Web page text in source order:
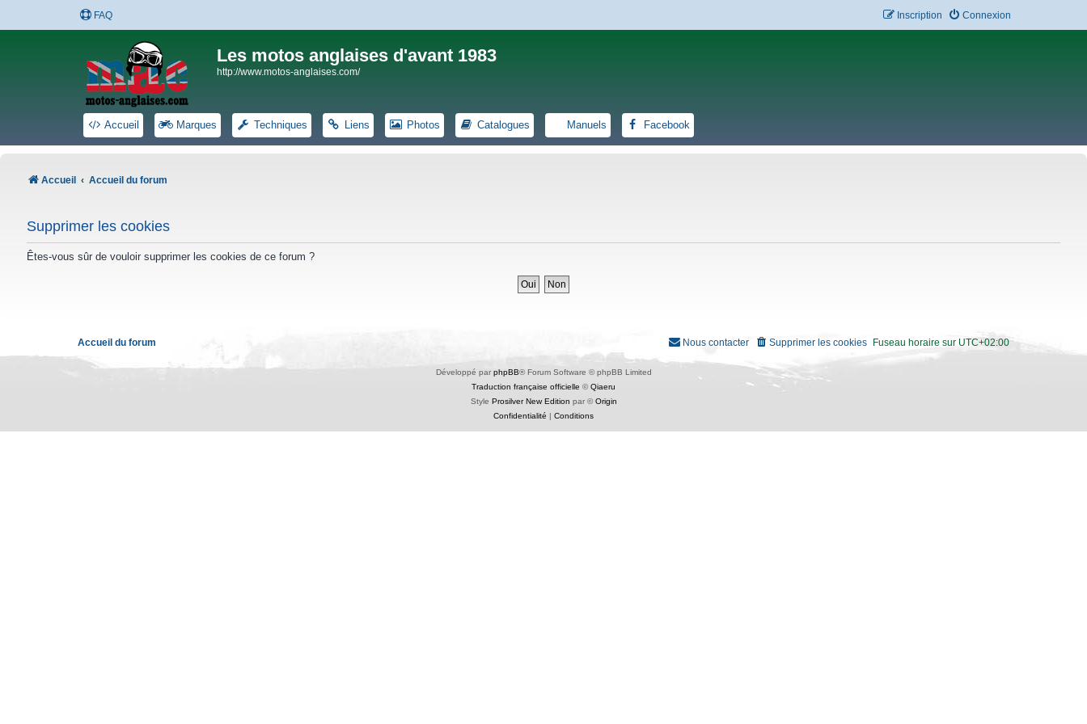
FAQ Connexion
Inscription
Les motos anglaises d'avant 1983
http://www.motos-anglaises.com/
Accueil Marques Techniques Liens Photos Catalogues Manuels Facebook
Accueil Accueil du forum
Supprimer les cookies
Êtes-vous sûr de vouloir supprimer les cookies de ce forum ?
Accueil du forum Fuseau horaire sur UTC+02:00
Supprimer les cookies
Nous contacter
Développé par phpBB® Forum Software © phpBB Limited
Traduction française officielle ©Qiaeru
Style Prosilver New Edition par ©Origin
Confidentialité | Conditions